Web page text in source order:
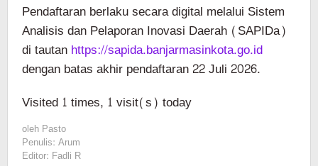
Pendaftaran berlaku secara digital melalui Sistem
Analisis dan Pelaporan Inovasi Daerah (SAPIDa)
di tautanhttps://sapida.banjarmasinkota.go.id
dengan batas akhir pendaftaran 22 Juli 2026.
Visited 1 times, 1 visit(s) today
oleh Pasto
Penulis: Arum
Editor: Fadli R